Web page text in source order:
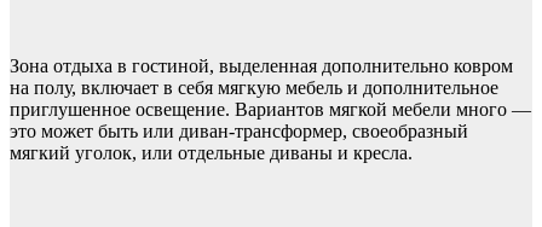
Зона отдыха в гостиной, выделенная дополнительно ковром
на полу, включает в себя мягкую мебель и дополнительное
приглушенное освещение. Вариантов мягкой мебели много —
это может быть или диван-трансформер, своеобразный
мягкий уголок, или отдельные диваны и кресла.